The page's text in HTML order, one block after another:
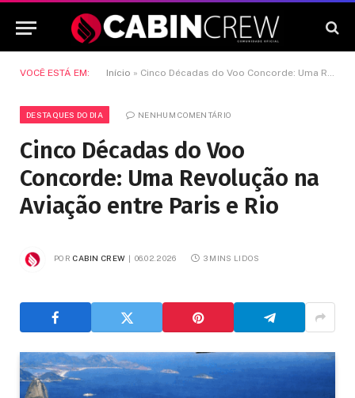
VOCÊ ESTÁ EM: Início » Cinco Décadas do Voo Concorde: Uma Revolução na Aviação entre Paris e Rio
DESTAQUES DO DIA NENHUM COMENTÁRIO
Cinco Décadas do Voo
Concorde: Uma Revolução na
Aviação entre Paris e Rio
POR CABIN CREW 06.02.2026 3 MINS LIDOS